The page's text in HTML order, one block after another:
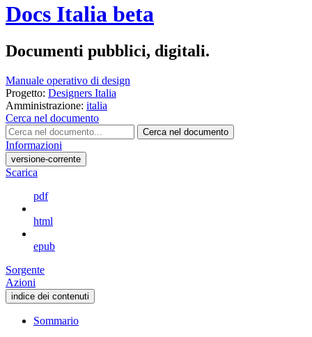
Docs Italia beta
Documenti pubblici, digitali.
Manuale operativo di design
Progetto: Designers Italia
Amministrazione: italia
Cerca nel documento
Cerca nel documento
Informazioni
versione-corrente
Scarica
pdf
html
epub
Sorgente
Azioni
indice dei contenuti
Sommario